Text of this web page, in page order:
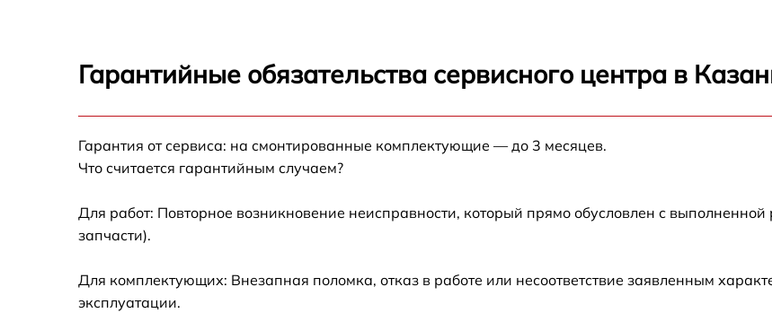
Замена термодатчика AEG KM 8403001 M от 60 мин
M
Гарантийные обязательства сервисного центра в
Гарантия от сервиса: на смонтированные комплектующие — до 3 месяцев.
Что считается гарантийным случаем?
Для работ: Повторное возникновение неисправности, который прямо обусловлен с
запчасти).
Для комплектующих: Внезапная поломка, отказ в работе или несоответствие заявленным
эксплуатации.